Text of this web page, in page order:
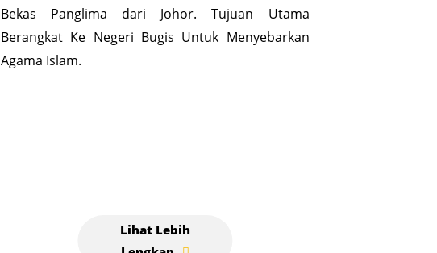
Bekas Panglima dari Johor. Tujuan Utama
Berangkat Ke Negeri Bugis Untuk Menyebarkan
Agama Islam.